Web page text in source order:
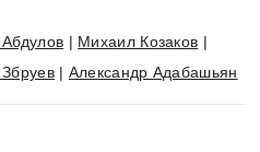
| Михаил Козаков |
| Александр Адабашьян